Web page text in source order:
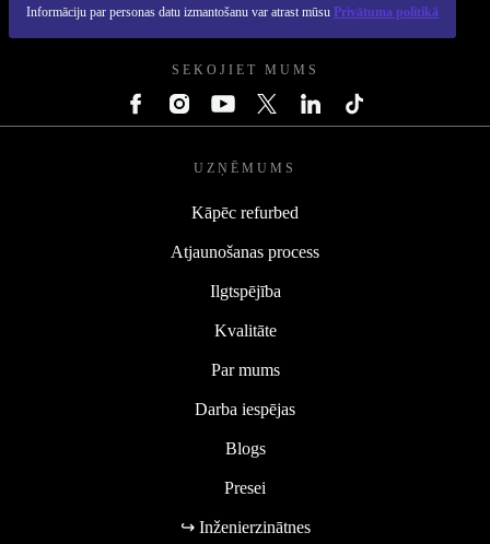
Informāciju par personas datu izmantošanu var atrast mūsu Privātuma politikā
REFURBED - RETHINK NEW.
SEKOJIET MUMS
UZŅĒMUMS
Kāpēc refurbed
Atjaunošanas process
Ilgtspējība
Kvalitāte
Par mums
Darba iespējas
Blogs
Presei
↪ Inženierzinātnes